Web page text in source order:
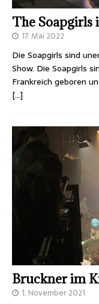
The Soapgirls
17. Mai 2022
Die Soapgirls sind
Show. Die Soapgirls
Frankreich geboren
[…]
Bruckner im
1. November 2021